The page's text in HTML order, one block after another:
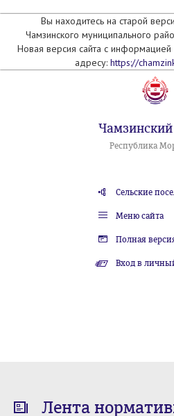
Вы находитесь на старой
Чамзинского муниципального
Новая версия сайта с
адресу: https://
Республика
Сельские
Меню сайта
Полная
Вход в
Лента